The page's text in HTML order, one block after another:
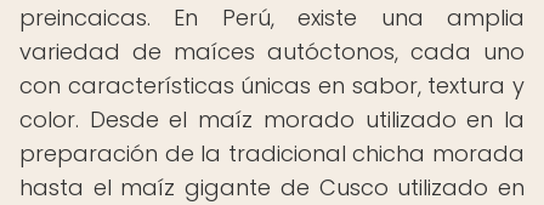
preincaicas. En Perú, existe una amplia
variedad de maíces autóctonos, cada uno
con características únicas en sabor, textura y
color. Desde el maíz morado utilizado en la
preparación de la tradicional chicha morada
hasta el maíz gigante de Cusco utilizado en